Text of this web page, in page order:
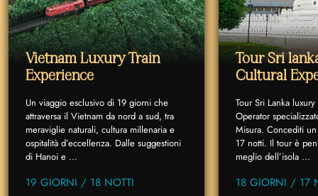
Vietnam Luxury Train
Experience
Un viaggio esclusivo di 19 giorni che
attraversa il Vietnam da nord a sud, tra
meraviglie naturali, cultura millenaria e
ospitalità d’eccellenza. Dalle suggestioni
di Hanoi e ...
19 GIORNI / 18 NOTTI
Tour Sri
Cultural
Tour Sri Lanka
Operator
Misura. Concediti
17 notti. Il tour è
meglio dell’isola ...
18 GIORNI / 17